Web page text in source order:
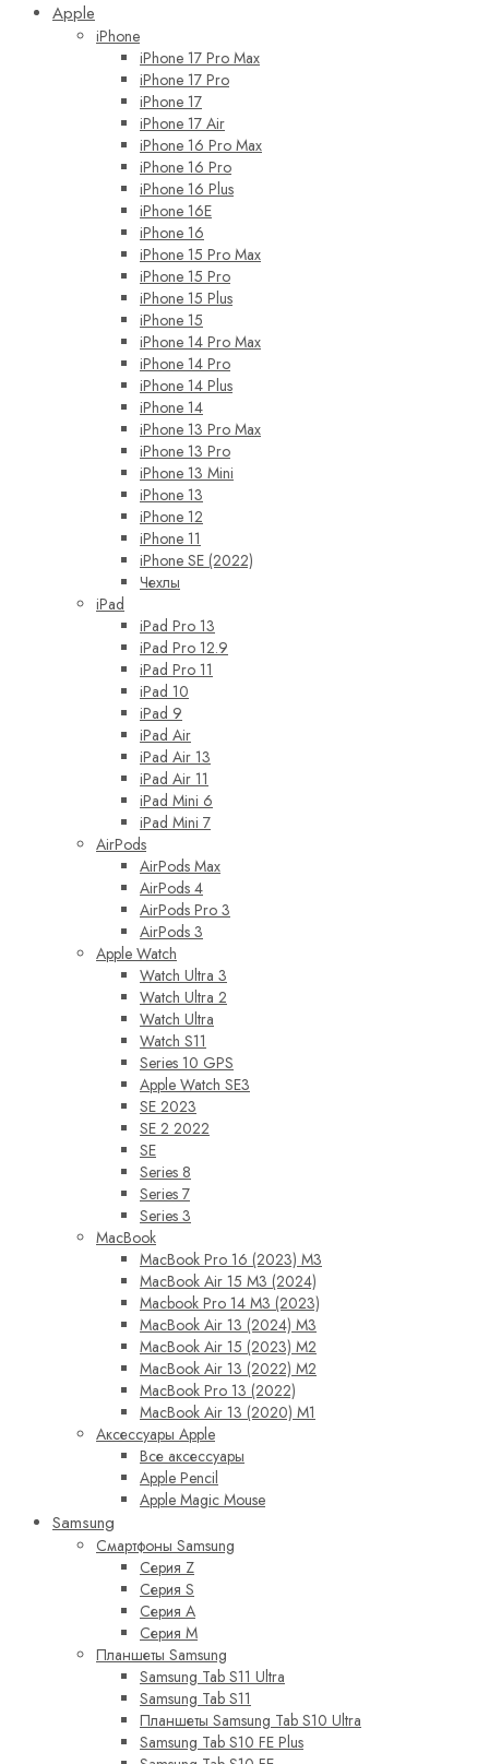
Apple
iPhone
iPhone 17 Pro Max
iPhone 17 Pro
iPhone 17
iPhone 17 Air
iPhone 16 Pro Max
iPhone 16 Pro
iPhone 16 Plus
iPhone 16E
iPhone 16
iPhone 15 Pro Max
iPhone 15 Pro
iPhone 15 Plus
iPhone 15
iPhone 14 Pro Max
iPhone 14 Pro
iPhone 14 Plus
iPhone 14
iPhone 13 Pro Max
iPhone 13 Pro
iPhone 13 Mini
iPhone 13
iPhone 12
iPhone 11
iPhone SE (2022)
Чехлы
iPad
iPad Pro 13
iPad Pro 12.9
iPad Pro 11
iPad 10
iPad 9
iPad Air
iPad Air 13
iPad Air 11
iPad Mini 6
iPad Mini 7
AirPods
AirPods Max
AirPods 4
AirPods Pro 3
AirPods 3
Apple Watch
Watch Ultra 3
Watch Ultra 2
Watch Ultra
Watch S11
Series 10 GPS
Apple Watch SE3
SE 2023
SE 2 2022
SE
Series 8
Series 7
Series 3
MacBook
MacBook Pro 16 (2023) M3
MacBook Air 15 M3 (2024)
Macbook Pro 14 M3 (2023)
MacBook Air 13 (2024) M3
MacBook Air 15 (2023) M2
MacBook Air 13 (2022) M2
MacBook Pro 13 (2022)
MacBook Air 13 (2020) M1
Аксессуары Apple
Все аксессуары
Apple Pencil
Apple Magic Mouse
Samsung
Смартфоны Samsung
Серия Z
Серия S
Серия A
Серия M
Планшеты Samsung
Samsung Tab S11 Ultra
Samsung Tab S11
Планшеты Samsung Tab S10 Ultra
Samsung Tab S10 FE Plus